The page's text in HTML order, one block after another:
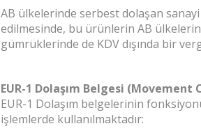
AB ülkelerinde serbest dolaşan
edilmesinde, bu ürünlerin AB
gümrüklerinde de KDV dışında bir
EUR-1 Dolaşım Belgesi (Movement
EUR-1 Dolaşım belgelerinin
işlemlerde kullanılmaktadır: